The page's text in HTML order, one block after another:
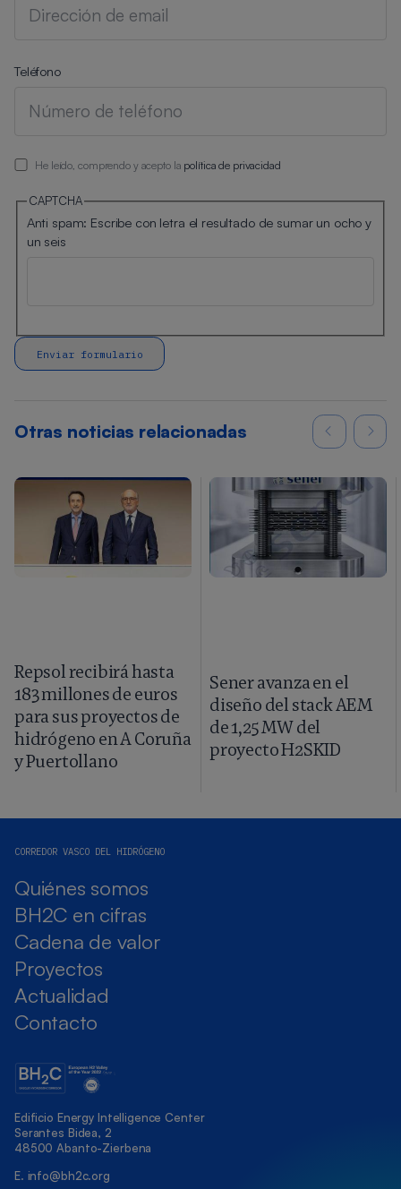
Teléfono
He leído, comprendo y acepto la política de privacidad
CAPTCHA
Anti spam: Escribe con letra el resultado de sumar un ocho y
un seis
Otras noticias relacionadas
Repsol recibirá hasta
183 millones de euros
para sus proyectos de
hidrógeno en A Coruña
y Puertollano
Sener avanza en el
diseño del stack AEM
de 1,25 MW del
proyecto H2SKID
Edificio Energy Intelligence Center
Serantes Bidea, 2
48500 Abanto-Zierbena
E. info@bh2c.org
CORREDOR VASCO DEL HIDRÓGENO
Quiénes somos
BH2C en cifras
Cadena de valor
Proyectos
Actualidad
Contacto